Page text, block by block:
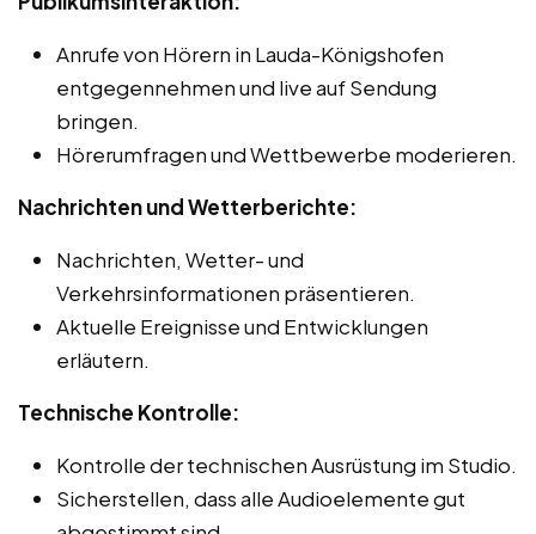
Anrufe von Hörern in Lauda-Königshofen
entgegennehmen und live auf Sendung
bringen.
Hörerumfragen und Wettbewerbe moderieren.
Nachrichten und Wetterberichte:
Nachrichten, Wetter- und
Verkehrsinformationen präsentieren.
Aktuelle Ereignisse und Entwicklungen
erläutern.
Technische Kontrolle:
Kontrolle der technischen Ausrüstung im Studio.
Sicherstellen, dass alle Audioelemente gut